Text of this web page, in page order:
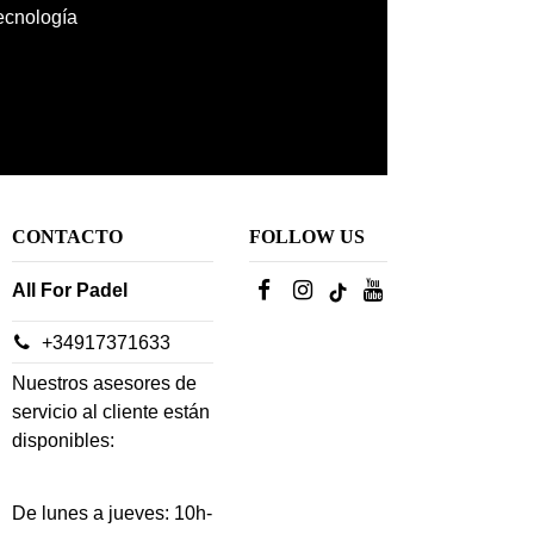
CONTACTO
All For Padel
+34917371633
Nuestros asesores de
servicio al cliente están
disponibles:
De lunes a jueves: 10h-
FOLLOW US